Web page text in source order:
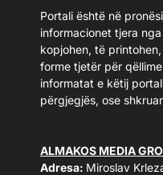
Portali është në
informacionet tjera
kopjohen, të
forme tjetër për
informatat e këtij
përgjegjës, ose
ALMAKOS MEDIA
Adresa: Miroslav